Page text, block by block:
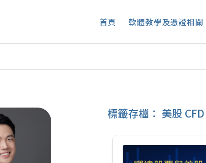
首頁 軟體教學及憑證相關
標籤存檔： 美股 CFD